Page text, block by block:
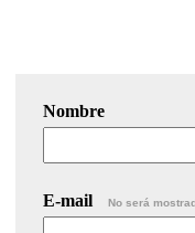
Nombre
E-mail No será